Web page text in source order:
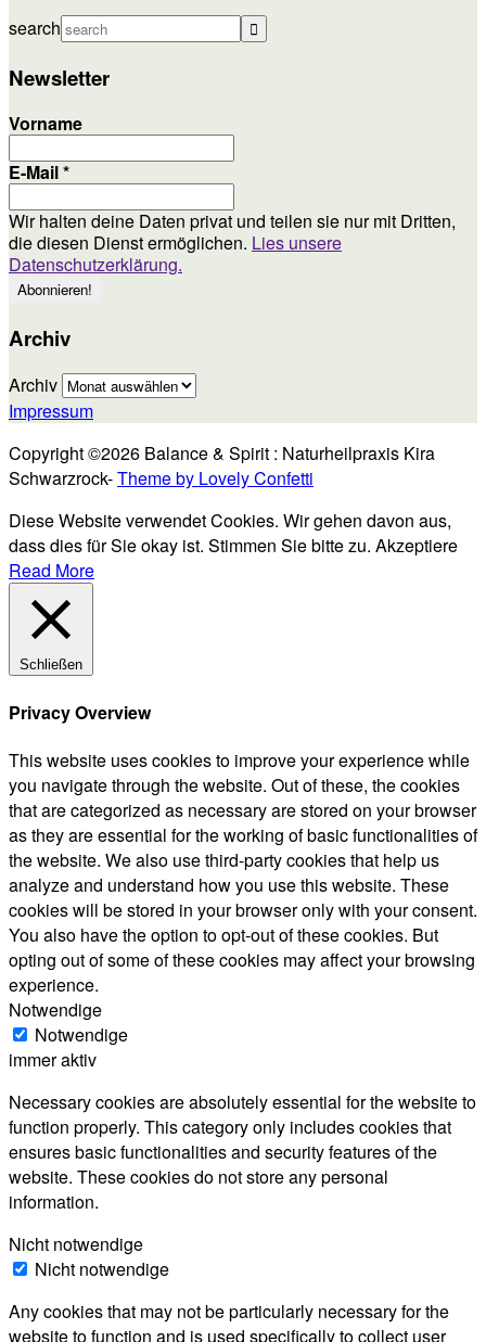
search
Newsletter
Vorname
E-Mail*
Wir halten deine Daten privat und teilen sie nur mit Dritten,
die diesen Dienst ermöglichen. Lies unsere
Datenschutzerklärung.
Archiv
Archiv
Impressum
Copyright ©2026 Balance & Spirit : Naturheilpraxis Kira
Schwarzrock-Theme by Lovely Confetti
Diese Website verwendet Cookies. Wir gehen davon aus,
dass dies für Sie okay ist. Stimmen Sie bitte zu. Akzeptiere
Read More
Schließen
Privacy Overview
This website uses cookies to improve your experience while
you navigate through the website. Out of these, the cookies
that are categorized as necessary are stored on your browser
as they are essential for the working of basic functionalities of
the website. We also use third-party cookies that help us
analyze and understand how you use this website. These
cookies will be stored in your browser only with your consent.
You also have the option to opt-out of these cookies. But
opting out of some of these cookies may affect your browsing
experience.
Notwendige
Notwendige
immer aktiv
Necessary cookies are absolutely essential for the website to
function properly. This category only includes cookies that
ensures basic functionalities and security features of the
website. These cookies do not store any personal
information.
Nicht notwendige
Nicht notwendige
Any cookies that may not be particularly necessary for the
website to function and is used specifically to collect user